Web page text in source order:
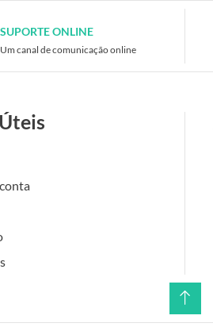
SUPORTE ONLINE
Um canal de comunicação online